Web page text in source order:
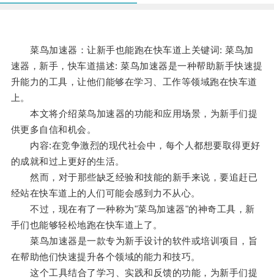
菜鸟加速器：让新手也能跑在快车道上关键词: 菜鸟加
速器，新手，快车道描述: 菜鸟加速器是一种帮助新手快速提
升能力的工具，让他们能够在学习、工作等领域跑在快车道
上。
本文将介绍菜鸟加速器的功能和应用场景，为新手们提
供更多自信和机会。
内容:在竞争激烈的现代社会中，每个人都想要取得更好
的成就和过上更好的生活。
然而，对于那些缺乏经验和技能的新手来说，要追赶已
经站在快车道上的人们可能会感到力不从心。
不过，现在有了一种称为"菜鸟加速器"的神奇工具，新
手们也能够轻松地跑在快车道上了。
菜鸟加速器是一款专为新手设计的软件或培训项目，旨
在帮助他们快速提升各个领域的能力和技巧。
这个工具结合了学习、实践和反馈的功能，为新手们提